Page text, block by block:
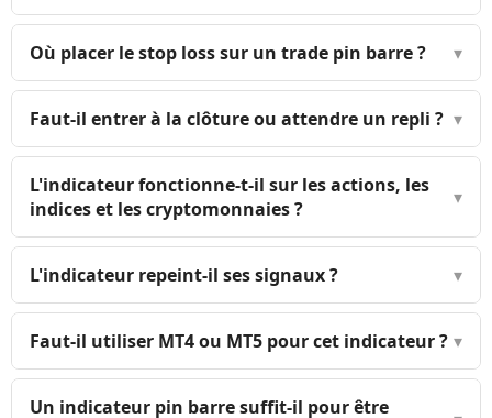
Où placer le stop loss sur un trade pin barre ? ▾
Faut-il entrer à la clôture ou attendre un repli ? ▾
L'indicateur fonctionne-t-il sur les actions, les
indices et les cryptomonnaies ?
▾
L'indicateur repeint-il ses signaux ? ▾
Faut-il utiliser MT4 ou MT5 pour cet indicateur ? ▾
Un indicateur pin barre suffit-il pour être